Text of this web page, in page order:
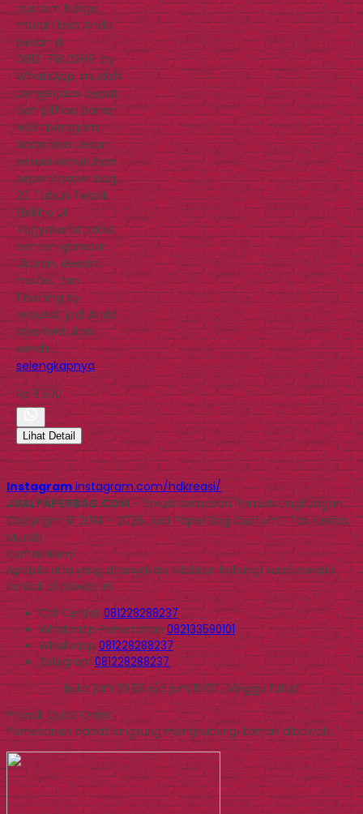
custom harga
murah bisa Anda
pesan di
0812.1718.0308. by
WhatsApp, mudah
pengerjaan cepat
dan pilihan bahan
lebih beragam.
Anda bisa pesan
sesuai kebutuhan
seperti paper bag
20 Tahun Teknik
Elektro UII
Yogyakarta pada
contoh gambar.
Ukuran, desain,
model, dan
finishing by
request, jadi Anda
bisa tentukan
sendiri…
selengkapnya
Rp 5.500
Lihat Detail
Instagram instagram.com/hdkreasi/
JUALPAPERBAG.COM- Solusi Kemasan Ramah Lingkungan
Copyright © 2014 - 2026 Jual Paper Bag Custom | Tas Kertas
Murah
Kontak Kami
Apabila ada yang ditanyakan, silahkan hubungi kami melalui
kontak di bawah ini.
Call Center081228288237
WhatsappPemesanan 082133590101
Whatsapp081228288237
Telegram081228288237
Buka jam 09.00 s/d jam 16.00 , Minggu tutup
Produk Quick Order
Pemesanan dapat langsung menghubungi kontak dibawah: